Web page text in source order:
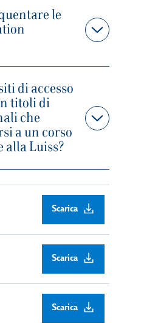
le
di accesso
titoli di
che
a un corso
alla Luiss?
Scarica
Scarica
Scarica